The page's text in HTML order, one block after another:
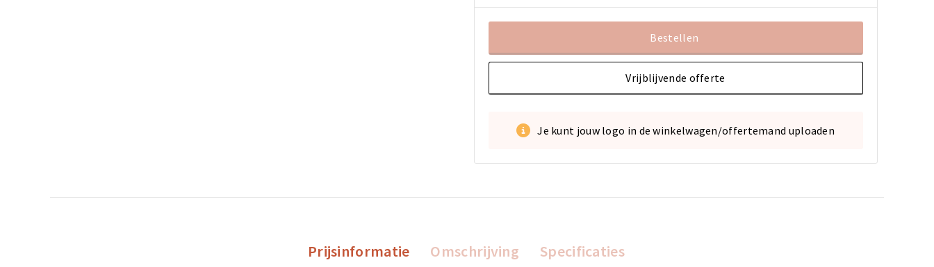
Bestellen
Vrijblijvende offerte
Je kunt jouw logo in de winkelwagen/offertemand uploaden
Prijsinformatie Omschrijving Specificaties